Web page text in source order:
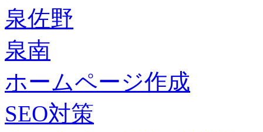
泉佐野
泉南
ホームページ作成
SEO対策